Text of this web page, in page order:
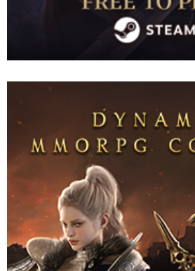
เกม MMORPG ยักษ์ใหญ่ที่สามารถเปลี่ยน
อย่างอิสระ พร้อมรับมืออย่างมีกลยุทธ์! เ
เทนต์อันน่าหลงใหลของ
Website